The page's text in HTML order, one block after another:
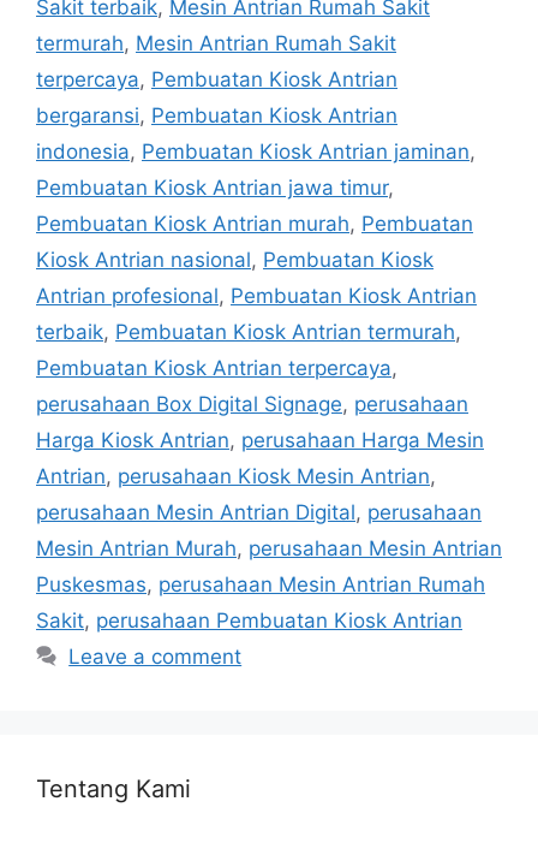
Sakit terbaik, Mesin Antrian Rumah Sakit
termurah, Mesin Antrian Rumah Sakit
terpercaya, Pembuatan Kiosk Antrian
bergaransi, Pembuatan Kiosk Antrian
indonesia, Pembuatan Kiosk Antrian jaminan,
Pembuatan Kiosk Antrian jawa timur,
Pembuatan Kiosk Antrian murah, Pembuatan
Kiosk Antrian nasional, Pembuatan Kiosk
Antrian profesional, Pembuatan Kiosk Antrian
terbaik, Pembuatan Kiosk Antrian termurah,
Pembuatan Kiosk Antrian terpercaya,
perusahaan Box Digital Signage, perusahaan
Harga Kiosk Antrian, perusahaan Harga Mesin
Antrian, perusahaan Kiosk Mesin Antrian,
perusahaan Mesin Antrian Digital, perusahaan
Mesin Antrian Murah, perusahaan Mesin Antrian
Puskesmas, perusahaan Mesin Antrian Rumah
Sakit, perusahaan Pembuatan Kiosk Antrian
Leave a comment
Tentang Kami